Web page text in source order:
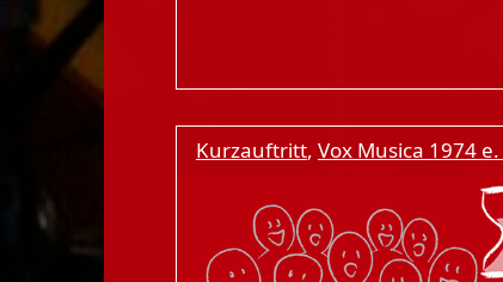
Kurzauftritt, Vox Musica 1974 e.